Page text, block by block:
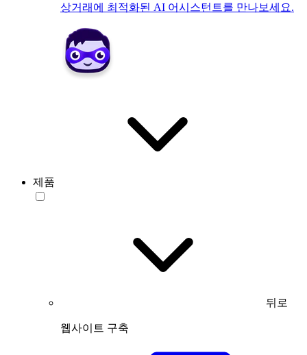
상거래에 최적화된 AI 어시스턴트를 만나보세요.
제품
뒤로
웹사이트 구축